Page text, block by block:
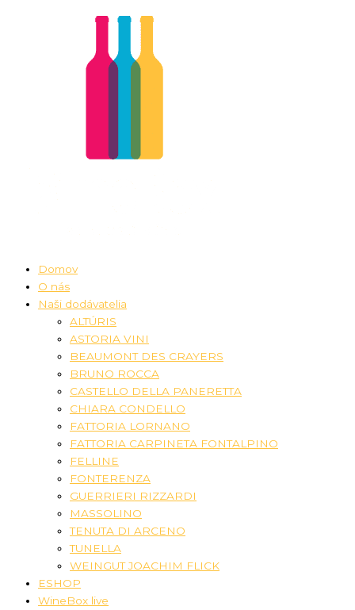
Domov
O nás
Naši dodávatelia
ALTÚRIS
ASTORIA VINI
BEAUMONT DES CRAYERS
BRUNO ROCCA
CASTELLO DELLA PANERETTA
CHIARA CONDELLO
FATTORIA LORNANO
FATTORIA CARPINETA FONTALPINO
FELLINE
FONTERENZA
GUERRIERI RIZZARDI
MASSOLINO
TENUTA DI ARCENO
TUNELLA
WEINGUT JOACHIM FLICK
ESHOP
WineBox live